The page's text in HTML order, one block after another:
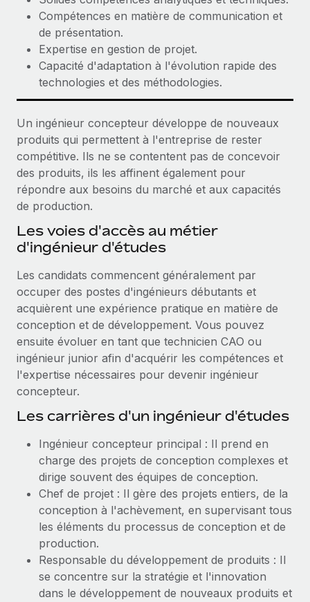
Compétences en matière de communication et
de présentation.
Expertise en gestion de projet.
Capacité d'adaptation à l'évolution rapide des
technologies et des méthodologies.
Un ingénieur concepteur développe de nouveaux
produits qui permettent à l'entreprise de rester
compétitive. Ils ne se contentent pas de concevoir
des produits, ils les affinent également pour
répondre aux besoins du marché et aux capacités
de production.
Les voies d'accès au métier
d'ingénieur d'études
Les candidats commencent généralement par
occuper des postes d'ingénieurs débutants et
acquièrent une expérience pratique en matière de
conception et de développement. Vous pouvez
ensuite évoluer en tant que technicien CAO ou
ingénieur junior afin d'acquérir les compétences et
l'expertise nécessaires pour devenir ingénieur
concepteur.
Les carrières d'un ingénieur d'études
Ingénieur concepteur principal : Il prend en
charge des projets de conception complexes et
dirige souvent des équipes de conception.
Chef de projet : Il gère des projets entiers, de la
conception à l'achèvement, en supervisant tous
les éléments du processus de conception et de
production.
Responsable du développement de produits : Il
se concentre sur la stratégie et l'innovation
dans le développement de nouveaux produits et